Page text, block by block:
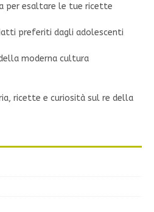
per esaltare le tue ricette
preferiti dagli adolescenti
moderna cultura
ricette e curiosità sul re della